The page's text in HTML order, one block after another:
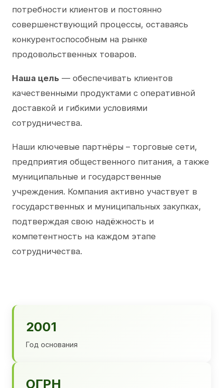
потребности клиентов и постоянно
совершенствующий процессы, оставаясь
конкурентоспособным на рынке
продовольственных товаров.
Наша цель — обеспечивать клиентов
качественными продуктами с оперативной
доставкой и гибкими условиями
сотрудничества.
Наши ключевые партнёры – торговые сети,
предприятия общественного питания, а также
муниципальные и государственные
учреждения. Компания активно участвует в
государственных и муниципальных закупках,
подтверждая свою надёжность и
компетентность на каждом этапе
сотрудничества.
2001
Год основания
ОГРН